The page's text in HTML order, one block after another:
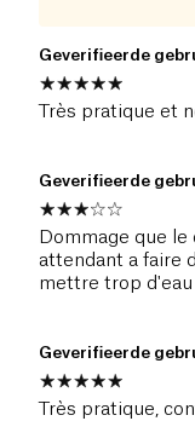
Geverifieerde
Très pratique et
Geverifieerde
Dommage que
attendant a faire
mettre trop
Geverifieerde
Très pratique,